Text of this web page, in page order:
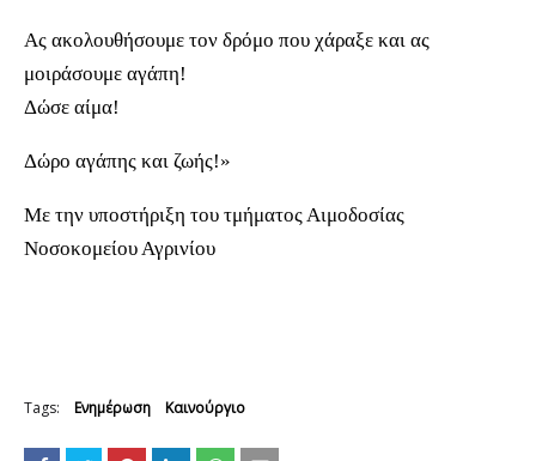
Ας ακολουθήσουμε τον δρόμο που χάραξε και ας
μοιράσουμε αγάπη!
Δώσε αίμα!
Δώρο αγάπης και ζωής!»
Με την υποστήριξη του τμήματος Αιμοδοσίας
Νοσοκομείου Αγρινίου
Tags: Ενημέρωση Καινούργιο